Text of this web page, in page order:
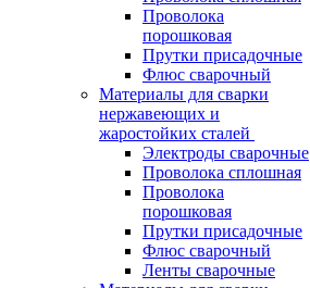
Проволока
порошковая
Прутки присадочные
Флюс сварочный
Материалы для сварки
нержавеющих и
жаростойких сталей
Электроды сварочные
Проволока сплошная
Проволока
порошковая
Прутки присадочные
Флюс сварочный
Ленты сварочные